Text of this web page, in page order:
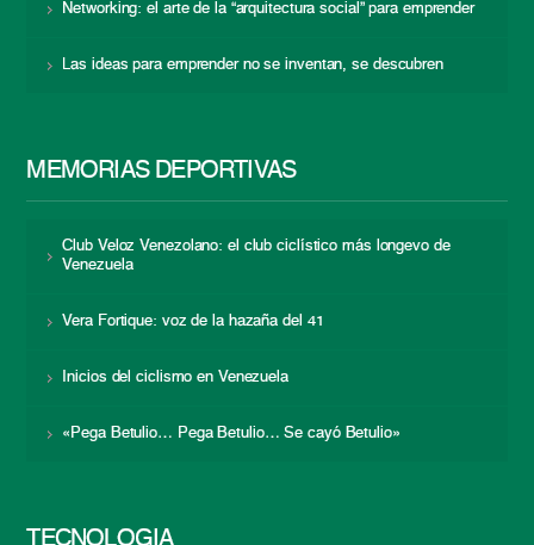
Networking: el arte de la “arquitectura social” para emprender
Las ideas para emprender no se inventan, se descubren
MEMORIAS DEPORTIVAS
Club Veloz Venezolano: el club ciclístico más longevo de
Venezuela
Vera Fortique: voz de la hazaña del 41
Inicios del ciclismo en Venezuela
«Pega Betulio… Pega Betulio… Se cayó Betulio»